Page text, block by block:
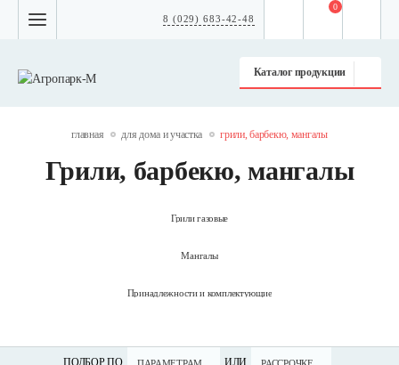
8 (029) 683-42-48
Каталог продукции
0
главная для дома и участка грили, барбекю, мангалы
Грили, барбекю, мангалы
Грили газовые
Мангалы
Принадлежности и комплектующие
ПОДБОР ПО ИЛИ